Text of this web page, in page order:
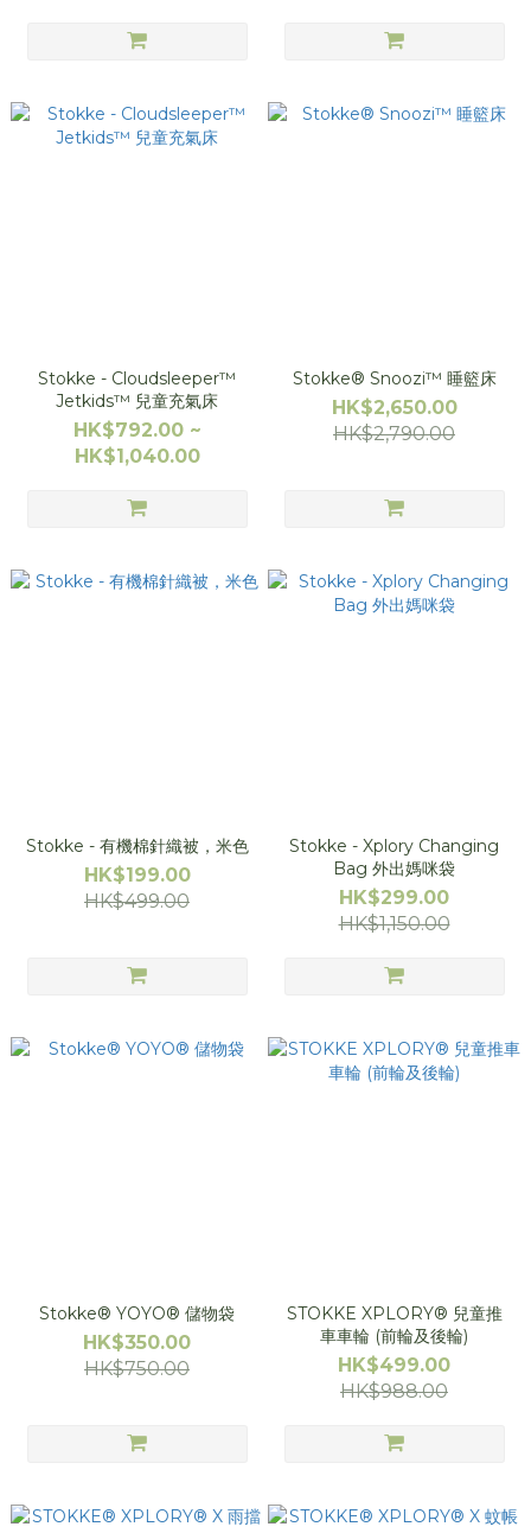
Stokke - Cloudsleeper™
Jetkids™ 兒童充氣床
HK$792.00 ~
HK$1,040.00
Stokke® Snoozi™ 睡籃床
HK$2,650.00
HK$2,790.00
Stokke - 有機棉針織被，米色
HK$199.00
HK$499.00
Stokke - Xplory Changing
Bag 外出媽咪袋
HK$299.00
HK$1,150.00
Stokke® YOYO® 儲物袋
HK$350.00
HK$750.00
STOKKE XPLORY® 兒童推
車車輪 (前輪及後輪)
HK$499.00
HK$988.00